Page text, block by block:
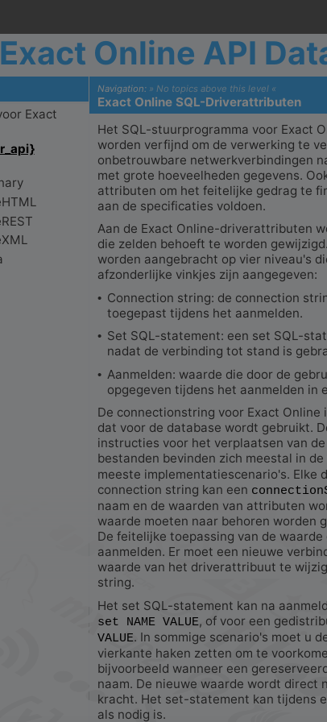
Exact Online API
Navigation: » No topics above this level «
Exact Online SQL-Driverattributen
Het SQL-stuurprogramma voor Exact
worden verfijnd om de verwerking te
onbetrouwbare netwerkverbindingen
met grote hoeveelheden gegevens.
attributen om het feitelijke gedrag te
aan de specificaties voldoen.
Aan de Exact Online-driverattributen
die zelden behoeft te worden
worden aangebracht op vier niveau's
afzonderlijke vinkjes zijn aangegeven:
• Connection string: de connection
toegepast tijdens het aanmelden.
• Set SQL-statement: een set SQL-
nadat de verbinding tot stand is
• Aanmelden: waarde die door de
opgegeven tijdens het aanmelden in
De connectionstring voor Exact
dat voor de database wordt gebruikt.
instructies voor het verplaatsen van
bestanden bevinden zich meestal in de
meeste implementatiescenario's. Elke
connection string kan een
naam en de waarden van attributen
waarde moeten naar behoren worden
De feitelijke toepassing van de
aanmelden. Er moet een nieuwe
waarde van het driverattribuut te
string.
Het set SQL-statement kan na
set NAME VALUE, of voor een
VALUE. In sommige scenario's moet u
vierkante haken zetten om te
bijvoorbeeld wanneer een
naam. De nieuwe waarde wordt
kracht. Het set-statement kan tijdens
als nodig is.